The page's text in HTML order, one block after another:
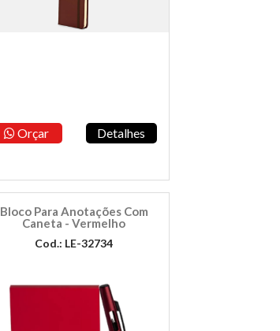
Orçar Detalhes
Bloco Para Anotações Com
Caneta - Vermelho
Cod.: LE-32734